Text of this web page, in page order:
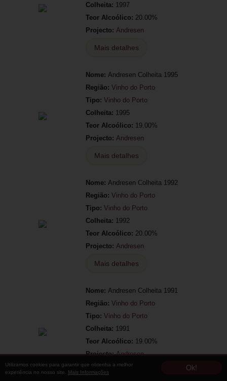
Ok!
Utilizamos cookies para garantir que obtenha a melhor
experiência no nosso site. Mais Informações
Colheita: 1997
Teor Alcoólico: 20.00%
Projecto: Andresen
Mais detalhes
Nome: Andresen Colheita 1995
Região: Vinho do Porto
Tipo: Vinho do Porto
Colheita: 1995
Teor Alcoólico: 19.00%
Projecto: Andresen
Mais detalhes
Nome: Andresen Colheita 1992
Região: Vinho do Porto
Tipo: Vinho do Porto
Colheita: 1992
Teor Alcoólico: 20.00%
Projecto: Andresen
Mais detalhes
Nome: Andresen Colheita 1991
Região: Vinho do Porto
Tipo: Vinho do Porto
Colheita: 1991
Teor Alcoólico: 19.00%
Projecto:Andresen
Mais detalhes